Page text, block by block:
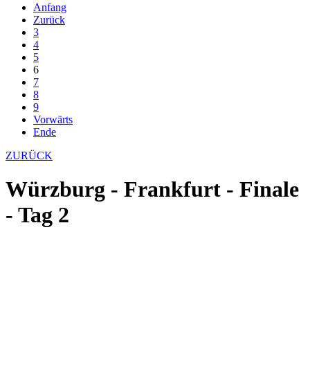
Anfang
Zurück
3
4
5
6
7
8
9
Vorwärts
Ende
ZURÜCK
Würzburg - Frankfurt - Finale
- Tag 2